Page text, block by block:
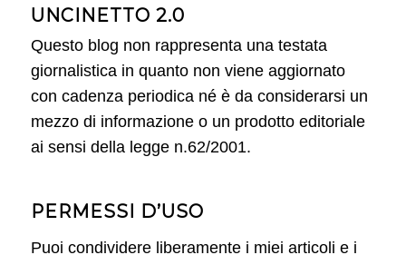
UNCINETTO 2.0
Questo blog non rappresenta una testata
giornalistica in quanto non viene aggiornato
con cadenza periodica né è da considerarsi un
mezzo di informazione o un prodotto editoriale
ai sensi della legge n.62/2001.
PERMESSI D’USO
Puoi condividere liberamente i miei articoli e i